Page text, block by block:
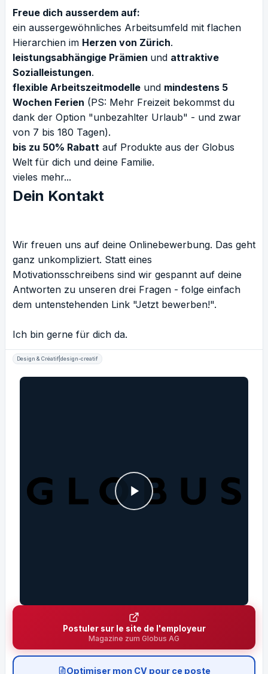
Freue dich ausserdem auf:
ein aussergewöhnliches Arbeitsumfeld mit flachen
Hierarchien im Herzen von Zürich.
leistungsabhängige Prämien und attraktive
Sozialleistungen.
flexible Arbeitszeitmodelle und mindestens 5
Wochen Ferien (PS: Mehr Freizeit bekommst du
dank der Option "unbezahlter Urlaub" - und zwar
von 7 bis 180 Tagen).
bis zu 50% Rabatt auf Produkte aus der Globus
Welt für dich und deine Familie.
vieles mehr...
Dein Kontakt
Wir freuen uns auf deine Onlinebewerbung. Das geht
ganz unkompliziert. Statt eines
Motivationsschreibens sind wir gespannt auf deine
Antworten zu unseren drei Fragen - folge einfach
dem untenstehenden Link "Jetzt bewerben!".
Ich bin gerne für dich da.
Design & Créatif|design-creatif
Postuler sur le site de l'employeur
Magazine zum Globus AG
Optimiser mon CV pour ce poste